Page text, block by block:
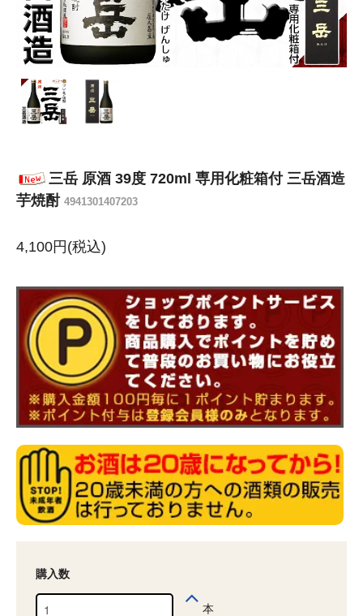
三岳 原酒 39度 720ml 専用化粧箱付 三岳酒造
芋焼酎 4941301407203
4,100円(税込)
購入数
本